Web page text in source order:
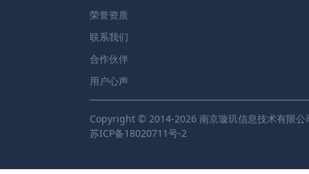
荣誉资质
联系我们
合作伙伴
用户心声
Copyright © 2014-2026 南京璇玑信息技术有限公
苏ICP备18020711号-2